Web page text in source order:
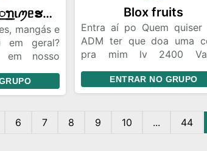
💫ꪡᦢִɾᥣᑯ ᥆ׄᶠ ᦔᩤ̴꯭ꪦιꪑᥱຮ💫
mangás e
em geral?
nosso
trocar
Blox fruits
Entra aí po Quem quiser
ADM ter que doa uma
pra mim lv 2400
ENTRAR NO GRUPO
6 7 8 9 10 ... 44